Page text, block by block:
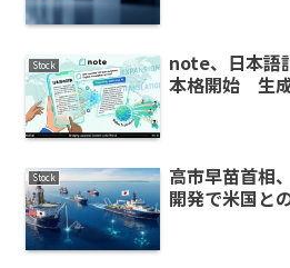
Stock
note、日本語
本格開始 生
Stock
高市早苗首相
開発で米国と